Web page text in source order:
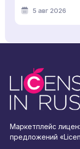
5 авг 2026
Маркетплейс
предложений